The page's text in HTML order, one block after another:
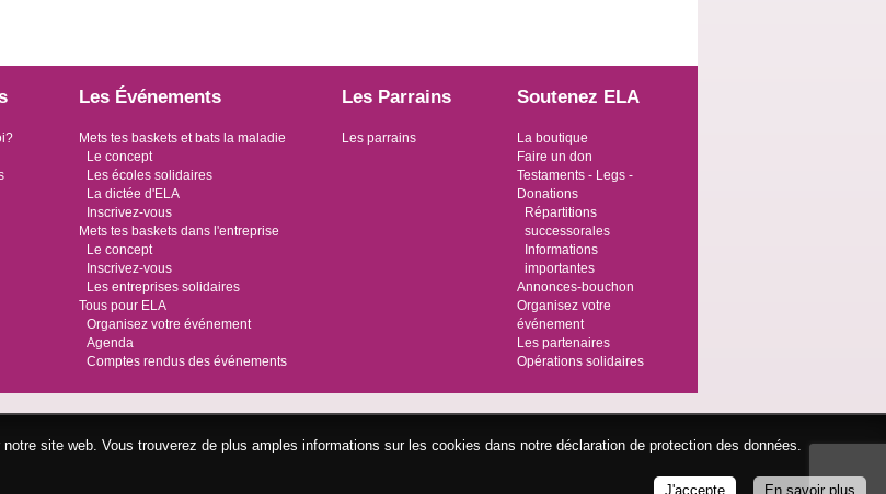
Les Événements
Mets tes baskets et bats la maladie
Le concept
Les écoles solidaires
La dictée d'ELA
Inscrivez-vous
Mets tes baskets dans l'entreprise
Le concept
Inscrivez-vous
Les entreprises solidaires
Tous pour ELA
Organisez votre événement
Agenda
Comptes rendus des événements
Les Parrains
Les parrains
Soutenez ELA
La boutique
Faire un don
Testaments - Legs -
Donations
Répartitions
successorales
Informations
importantes
Annonces-bouchon
Organisez votre
événement
Les partenaires
Opérations solidaires
site web. Vous trouverez de plus amples informations sur les cookies dans notre déclaration de protection des données.
En savoir plus
J'accepte